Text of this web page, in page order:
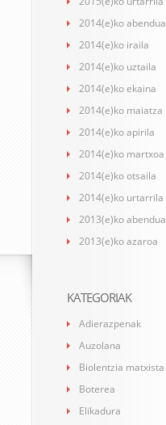
2014(e)ko abendua
2014(e)ko iraila
2014(e)ko uztaila
2014(e)ko ekaina
2014(e)ko maiatza
2014(e)ko apirila
2014(e)ko martxoa
2014(e)ko otsaila
2014(e)ko urtarrila
2013(e)ko abendua
2013(e)ko azaroa
KATEGORIAK
Adierazpenak
Auzolana
Biolentzia matxista
Boterea
Elikadura